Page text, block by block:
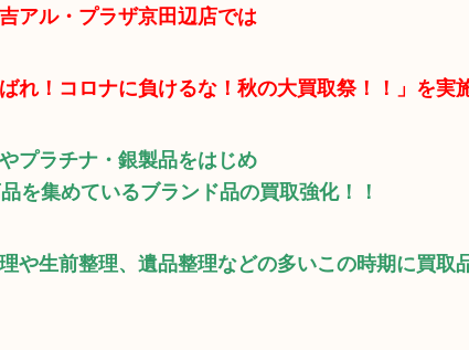
アル・プラザ京田辺店では
れ！コロナに負けるな！秋の大買取祭！！」を
プラチナ・銀製品をはじめ
を集めているブランド品の買取強化！！
や生前整理、遺品整理などの多いこの時期に買